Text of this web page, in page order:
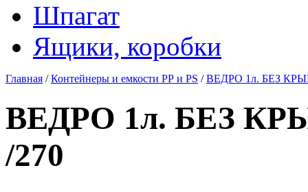
Шпагат
Ящики, коробки
Главная /Контейнеры и емкости РР и PS /ВЕДРО 1л. БЕЗ
ВЕДРО 1л. БЕЗ
/270